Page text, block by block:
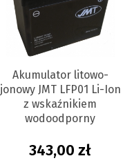
Akumulator litowo-
jonowy JMT LFP01 Li-Ion
z wskaźnikiem
wodoodporny
343,00 zł